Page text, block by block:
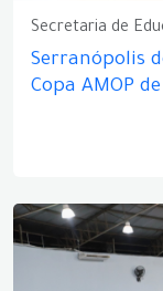
Secretaria de
Serranópolis
Copa AMOP